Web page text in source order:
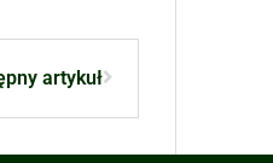
artykuł